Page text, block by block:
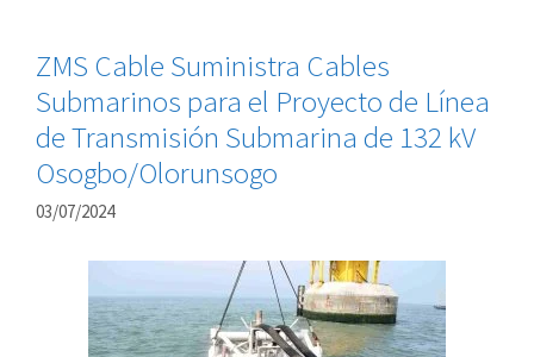
ZMS Cable Suministra Cables
Submarinos para el Proyecto de Línea
de Transmisión Submarina de 132 kV
Osogbo/Olorunsogo
03/07/2024